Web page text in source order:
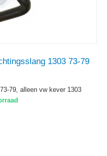
1303 73-79
79, alleen vw kever 1303